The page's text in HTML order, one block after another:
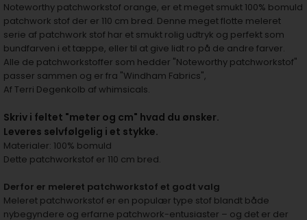
Noteworthy patchworkstof orange, er et meget smukt 100% bomuld
patchwork stof der er 110 cm bred. Denne meget flotte meleret
serie af patchwork stof har et smukt rolig udtryk og perfekt som
bundfarven i et tæppe, eller til at give lidt ro på de andre farver.
Alle de patchworkstoffer som hedder "Noteworthy patchworkstof"
passer sammen og er fra "Windham Fabrics",
Af Terri Degenkolb af whimsicals.
Skriv i feltet "meter og cm" hvad du ønsker.
Leveres selvfølgelig i et stykke.
Materialer: 100% bomuld
Dette patchworkstof er 110 cm bred.
Derfor er meleret patchworkstof et godt valg
Meleret patchworkstof er en populær type stof blandt både
nybegyndere og erfarne patchwork-entusiaster – og det er der